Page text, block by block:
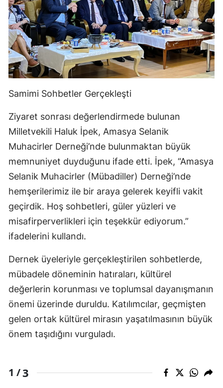
Samimi Sohbetler Gerçekleşti
Ziyaret sonrası değerlendirmede bulunan
Milletvekili Haluk İpek, Amasya Selanik
Muhacirler Derneği’nde bulunmaktan büyük
memnuniyet duyduğunu ifade etti. İpek, “Amasya
Selanik Muhacirler (Mübadiller) Derneği’nde
hemşerilerimiz ile bir araya gelerek keyifli vakit
geçirdik. Hoş sohbetleri, güler yüzleri ve
misafirperverlikleri için teşekkür ediyorum.”
ifadelerini kullandı.
Dernek üyeleriyle gerçekleştirilen sohbetlerde,
mübadele döneminin hatıraları, kültürel
değerlerin korunması ve toplumsal dayanışmanın
önemi üzerinde duruldu. Katılımcılar, geçmişten
gelen ortak kültürel mirasın yaşatılmasının büyük
önem taşıdığını vurguladı.
1 /3